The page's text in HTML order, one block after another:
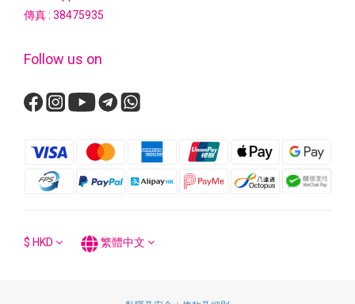
傳真 : 38475935
Follow us on
$ HKD 繁體中文